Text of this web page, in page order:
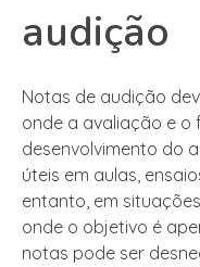
audição
Notas de audição
onde a avaliação e o
desenvolvimento do
úteis em aulas,
entanto, em
onde o objetivo é
notas pode ser